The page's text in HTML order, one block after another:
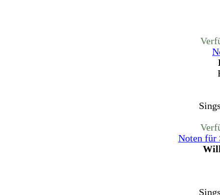
Noten für